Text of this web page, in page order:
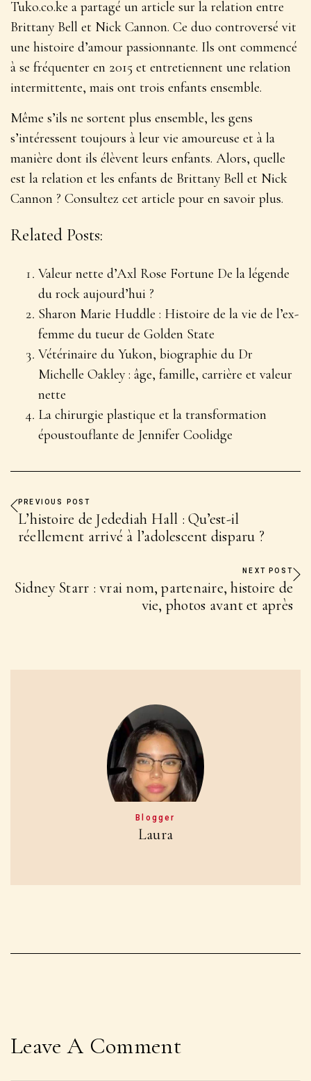
Tuko.co.ke a partagé un article sur la relation entre
Brittany Bell et Nick Cannon. Ce duo controversé vit
une histoire d’amour passionnante. Ils ont commencé
à se fréquenter en 2015 et entretiennent une relation
intermittente, mais ont trois enfants ensemble.
Même s’ils ne sortent plus ensemble, les gens
s’intéressent toujours à leur vie amoureuse et à la
manière dont ils élèvent leurs enfants. Alors, quelle
est la relation et les enfants de Brittany Bell et Nick
Cannon ? Consultez cet article pour en savoir plus.
Related Posts:
Valeur nette d’Axl Rose Fortune De la légende
du rock aujourd’hui ?
Sharon Marie Huddle : Histoire de la vie de l’ex-
femme du tueur de Golden State
Vétérinaire du Yukon, biographie du Dr
Michelle Oakley : âge, famille, carrière et valeur
nette
La chirurgie plastique et la transformation
époustouflante de Jennifer Coolidge
PREVIOUS POST
L’histoire de Jedediah Hall : Qu’est-il
réellement arrivé à l’adolescent disparu ?
NEXT POST
Sidney Starr : vrai nom, partenaire, histoire de
vie, photos avant et après
Blogger
Laura
Leave A Comment